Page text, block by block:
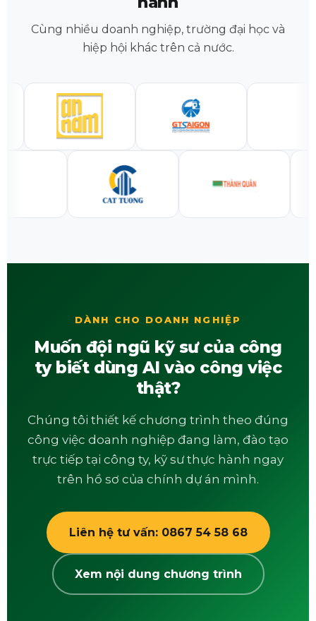
Cùng nhiều doanh nghiệp, trường đại học và
hiệp hội khác trên cả nước.
DÀNH CHO DOANH NGHIỆP
Muốn đội ngũ kỹ sư của công
ty biết dùng AI vào công việc
thật?
Chúng tôi thiết kế chương trình theo đúng
công việc doanh nghiệp đang làm, đào tạo
trực tiếp tại công ty, kỹ sư thực hành ngay
trên hồ sơ của chính dự án mình.
Liên hệ tư vấn: 0867 54 58 68
Xem nội dung chương trình